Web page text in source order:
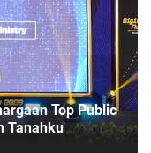
Top Public
Tanahku